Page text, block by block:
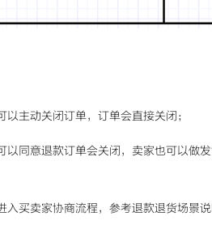
主动关闭订单，订单会直接关闭；
同意退款订单会关闭，卖家也可以做
买卖家协商流程，参考退款退货场景说